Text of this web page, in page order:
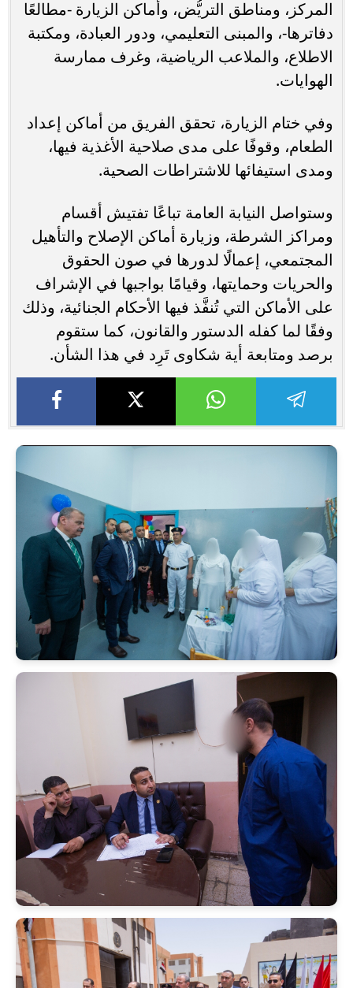
المركز، ومناطق التريُّض، وأماكن الزيارة -مطالعًا
دفاترها-، والمبنى التعليمي، ودور العبادة، ومكتبة
الاطلاع، والملاعب الرياضية، وغرف ممارسة
الهوايات.
وفي ختام الزيارة، تحقق الفريق من أماكن إعداد
الطعام، وقوفًا على مدى صلاحية الأغذية فيها،
ومدى استيفائها للاشتراطات الصحية.
وستواصل النيابة العامة تباعًا تفتيش أقسام
ومراكز الشرطة، وزيارة أماكن الإصلاح والتأهيل
المجتمعي، إعمالًا لدورها في صون الحقوق
والحريات وحمايتها، وقيامًا بواجبها في الإشراف
على الأماكن التي تُنفَّذ فيها الأحكام الجنائية، وذلك
وفقًا لما كفله الدستور والقانون، كما ستقوم
برصد ومتابعة أية شكاوى تَرِد في هذا الشأن.